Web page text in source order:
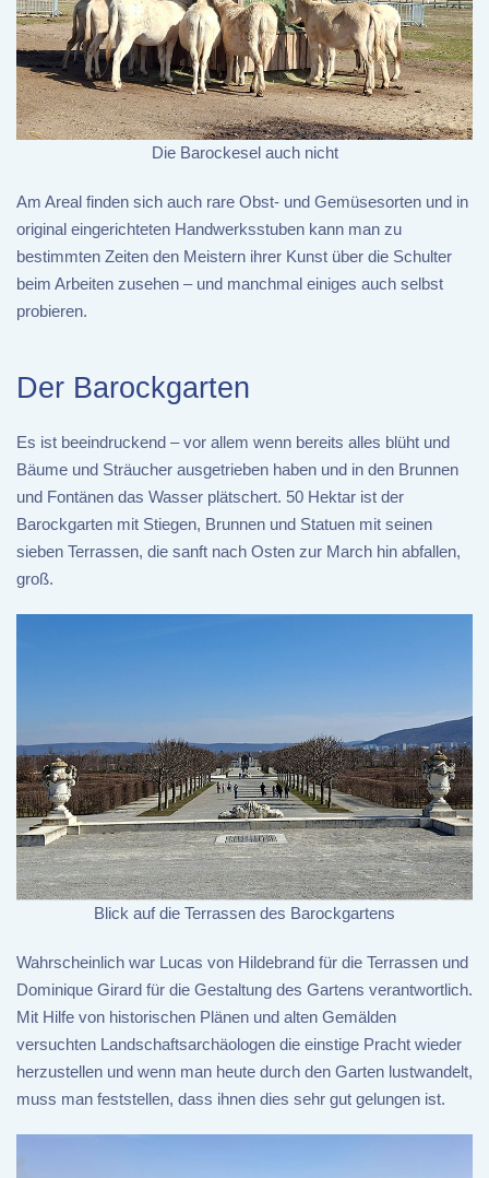
Die Barockesel auch nicht
Am Areal finden sich auch rare Obst- und Gemüsesorten und in
original eingerichteten Handwerksstuben kann man zu
bestimmten Zeiten den Meistern ihrer Kunst über die Schulter
beim Arbeiten zusehen – und manchmal einiges auch selbst
probieren.
Der Barockgarten
Es ist beeindruckend – vor allem wenn bereits alles blüht und
Bäume und Sträucher ausgetrieben haben und in den Brunnen
und Fontänen das Wasser plätschert. 50 Hektar ist der
Barockgarten mit Stiegen, Brunnen und Statuen mit seinen
sieben Terrassen, die sanft nach Osten zur March hin abfallen,
groß.
Blick auf die Terrassen des Barockgartens
Wahrscheinlich war Lucas von Hildebrand für die Terrassen und
Dominique Girard für die Gestaltung des Gartens verantwortlich.
Mit Hilfe von historischen Plänen und alten Gemälden
versuchten Landschaftsarchäologen die einstige Pracht wieder
herzustellen und wenn man heute durch den Garten lustwandelt,
muss man feststellen, dass ihnen dies sehr gut gelungen ist.